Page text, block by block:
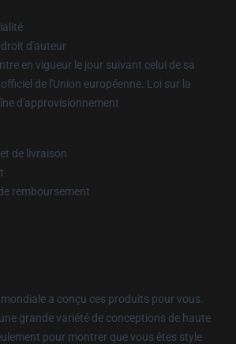
droit d'auteur
en vigueur le jour suivant celui de sa
de l'Union européenne. Loi sur la
d'approvisionnement
de livraison
remboursement
a conçu ces produits pour vous.
grande variété de conceptions de haute
pour montrer que vous êtes style